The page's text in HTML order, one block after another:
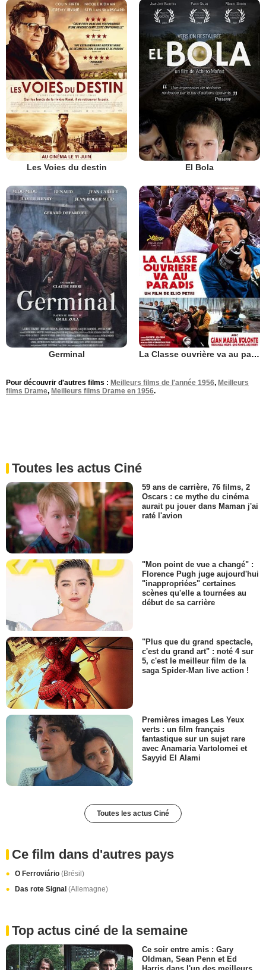
Les Voies du destin El Bola
Germinal La Classe ouvrière va au paradis
Pour découvrir d'autres films : Meilleurs films de l'année 1956, Meilleurs
films Drame, Meilleurs films Drame en 1956.
Toutes les actus Ciné
59 ans de carrière, 76 films, 2
Oscars : ce mythe du cinéma
aurait pu jouer dans Maman j'ai
raté l'avion
"Mon point de vue a changé" :
Florence Pugh juge aujourd'hui
"inappropriées" certaines
scènes qu'elle a tournées au
début de sa carrière
"Plus que du grand spectacle,
c'est du grand art" : noté 4 sur
5, c'est le meilleur film de la
saga Spider-Man live action !
Premières images Les Yeux
verts : un film français
fantastique sur un sujet rare
avec Anamaria Vartolomei et
Sayyid El Alami
Toutes les actus Ciné
Ce film dans d'autres pays
O Ferroviário (Brésil)
Das rote Signal (Allemagne)
Top actus ciné de la semaine
Ce soir entre amis : Gary
Oldman, Sean Penn et Ed